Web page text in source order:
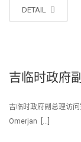
DETAIL
吉临时政府
吉临时政府副总理访
Omerjan […]